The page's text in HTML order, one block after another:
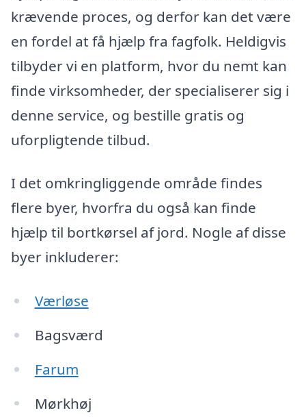
krævende proces, og derfor kan det være
en fordel at få hjælp fra fagfolk. Heldigvis
tilbyder vi en platform, hvor du nemt kan
finde virksomheder, der specialiserer sig i
denne service, og bestille gratis og
uforpligtende tilbud.
I det omkringliggende område findes
flere byer, hvorfra du også kan finde
hjælp til bortkørsel af jord. Nogle af disse
byer inkluderer:
Værløse
Bagsværd
Farum
Mørkhøj